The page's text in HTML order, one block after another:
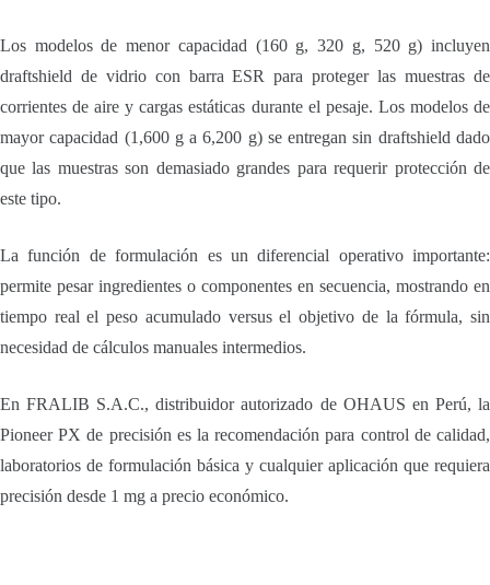
Los modelos de menor capacidad (160 g, 320 g, 520 g) incluyen
draftshield de vidrio con barra ESR para proteger las muestras de
corrientes de aire y cargas estáticas durante el pesaje. Los modelos de
mayor capacidad (1,600 g a 6,200 g) se entregan sin draftshield dado
que las muestras son demasiado grandes para requerir protección de
este tipo.
La función de formulación es un diferencial operativo importante:
permite pesar ingredientes o componentes en secuencia, mostrando en
tiempo real el peso acumulado versus el objetivo de la fórmula, sin
necesidad de cálculos manuales intermedios.
En FRALIB S.A.C., distribuidor autorizado de OHAUS en Perú, la
Pioneer PX de precisión es la recomendación para control de calidad,
laboratorios de formulación básica y cualquier aplicación que requiera
precisión desde 1 mg a precio económico.